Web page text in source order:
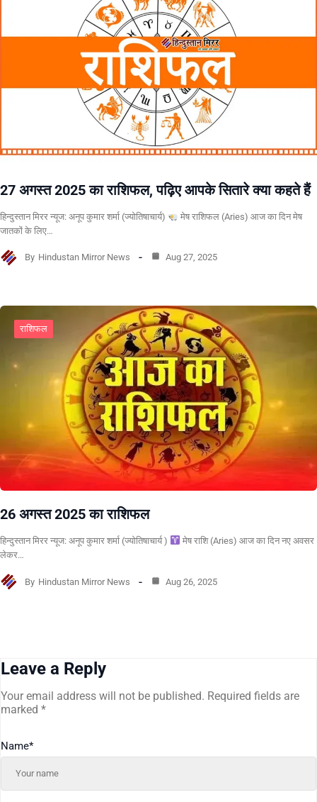
27 अगस्त 2025 का राशिफल, पढ़िए आपके सितारे क्या कहते हैं
हिन्दुस्तान मिरर न्यूज: अनूप कुमार शर्मा (ज्योतिषाचार्य)
मेष राशिफल (Aries) आज का दिन मेष
जातकों के लिए…
By Hindustan Mirror News Aug 27, 2025
राशिफल
26 अगस्त 2025 का राशिफल
हिन्दुस्तान मिरर न्यूज: अनूप कुमार शर्मा (ज्योतिषाचार्य )
मेष राशि (Aries) आज का दिन नए अवसर
लेकर…
By Hindustan Mirror News Aug 26, 2025
Leave a Reply
Your email address will not be published. Required fields are
marked *
Name*